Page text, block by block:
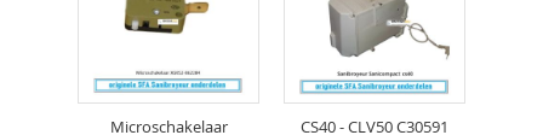
Microschakelaar
CS40 - CLV50 C30591